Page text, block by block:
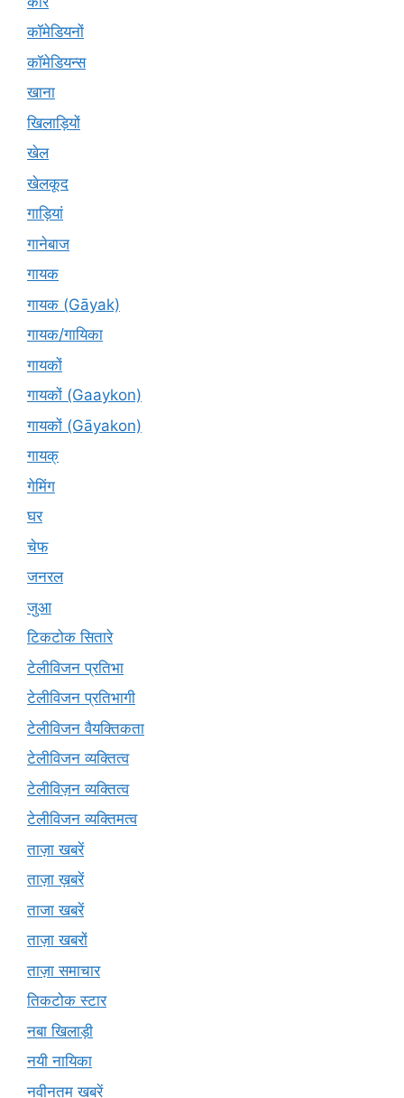
कॉमेडियनों
कॉमेडियन्स
खाना
खिलाड़ियों
खेल
खेलकूद
गाड़ियां
गानेबाज
गायक
गायक (Gāyak)
गायक/गायिका
गायकों
गायकों (Gaaykon)
गायकों (Gāyakon)
गायक्
गेमिंग
घर
चेफ
जनरल
जुआ
टिकटोक सितारे
टेलीविजन प्रतिभा
टेलीविजन प्रतिभागी
टेलीविजन वैयक्तिकता
टेलीविजन व्यक्तित्व
टेलीविज़न व्यक्तित्व
टेलीविजन व्यक्तिमत्व
ताज़ा खबरें
ताज़ा ख़बरें
ताजा खबरें
ताज़ा खबरों
ताज़ा समाचार
तिकटोक स्टार
नबा खिलाड़ी
नयी नायिका
नवीनतम खबरें